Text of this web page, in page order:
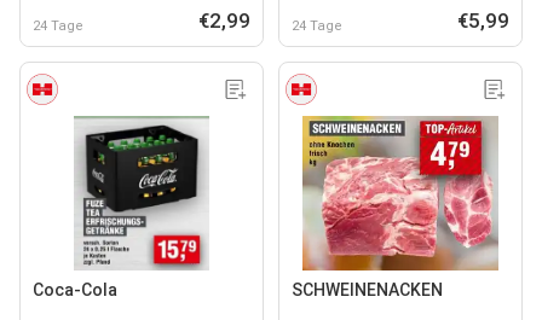
24 Tage €2,99 24 Tage €5,99
Coca-Cola SCHWEINENACKEN